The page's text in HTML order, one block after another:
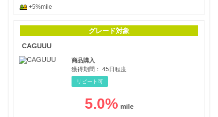
+5%mile
グレード対象
CAGUUU
商品購入
獲得期間： 45日程度
リピート可
5.0%